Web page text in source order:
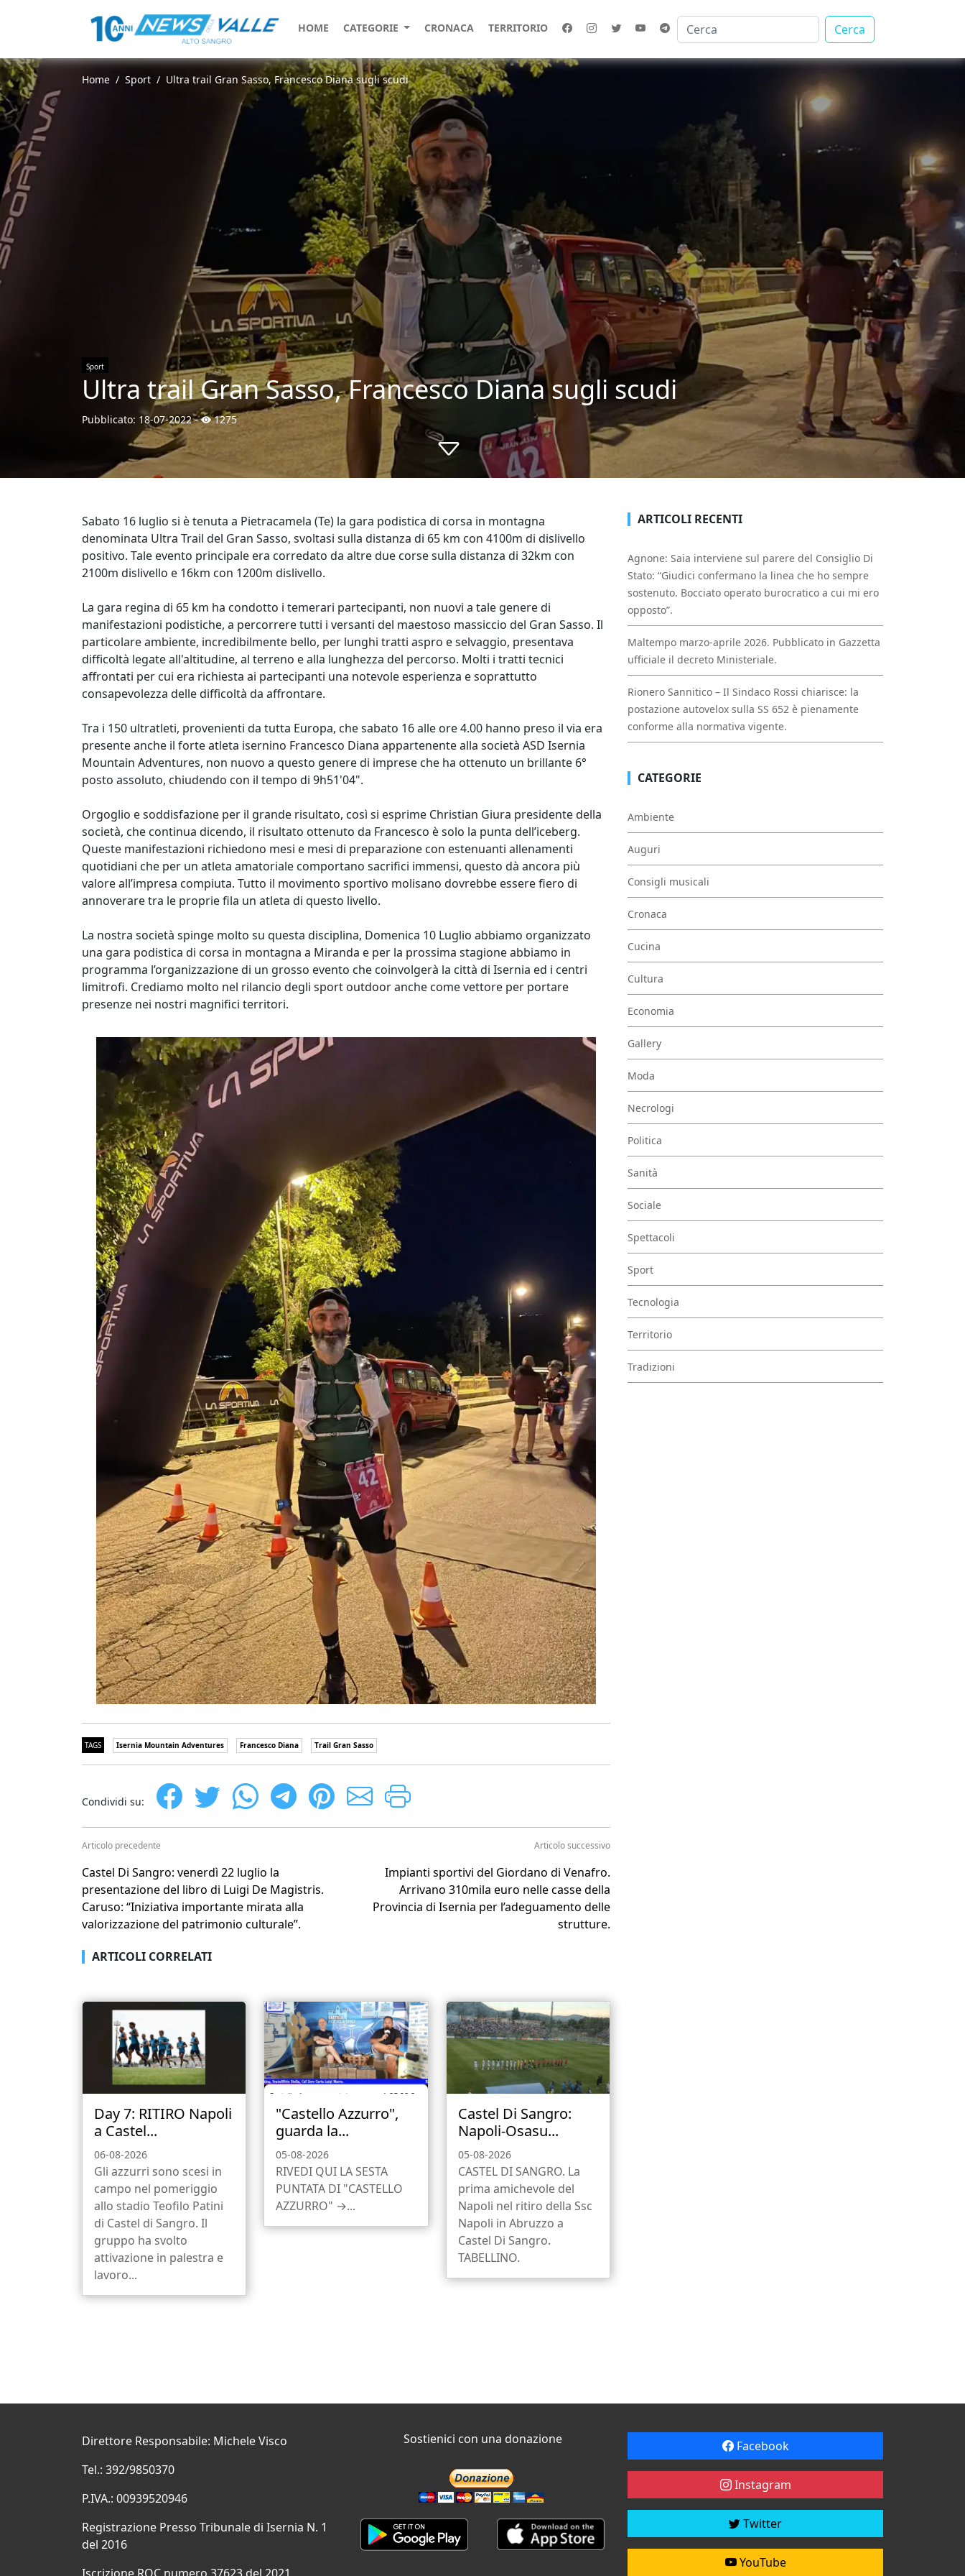
HOME CATEGORIE CRONACA TERRITORIO Cerca
Home Sport Ultra trail Gran Sasso, Francesco Diana sugli scudi
Sport
Ultra trail Gran Sasso, Francesco Diana sugli scudi
Pubblicato: 18-07-2022- 1275
Sabato 16 luglio si è tenuta a Pietracamela (Te) la gara podistica di corsa in montagna
denominata Ultra Trail del Gran Sasso, svoltasi sulla distanza di 65 km con 4100m di dislivello
positivo. Tale evento principale era corredato da altre due corse sulla distanza di 32km con
2100m dislivello e 16km con 1200m dislivello.
La gara regina di 65 km ha condotto i temerari partecipanti, non nuovi a tale genere di
manifestazioni podistiche, a percorrere tutti i versanti del maestoso massiccio del Gran Sasso. Il
particolare ambiente, incredibilmente bello, per lunghi tratti aspro e selvaggio, presentava
difficoltà legate all'altitudine, al terreno e alla lunghezza del percorso. Molti i tratti tecnici
affrontati per cui era richiesta ai partecipanti una notevole esperienza e soprattutto
consapevolezza delle difficoltà da affrontare.
Tra i 150 ultratleti, provenienti da tutta Europa, che sabato 16 alle ore 4.00 hanno preso il via era
presente anche il forte atleta isernino Francesco Diana appartenente alla società ASD Isernia
Mountain Adventures, non nuovo a questo genere di imprese che ha ottenuto un brillante 6°
posto assoluto, chiudendo con il tempo di 9h51'04".
Orgoglio e soddisfazione per il grande risultato, così si esprime Christian Giura presidente della
società, che continua dicendo, il risultato ottenuto da Francesco è solo la punta dell’iceberg.
Queste manifestazioni richiedono mesi e mesi di preparazione con estenuanti allenamenti
quotidiani che per un atleta amatoriale comportano sacrifici immensi, questo dà ancora più
valore all’impresa compiuta. Tutto il movimento sportivo molisano dovrebbe essere fiero di
annoverare tra le proprie fila un atleta di questo livello.
La nostra società spinge molto su questa disciplina, Domenica 10 Luglio abbiamo organizzato
una gara podistica di corsa in montagna a Miranda e per la prossima stagione abbiamo in
programma l’organizzazione di un grosso evento che coinvolgerà la città di Isernia ed i centri
limitrofi. Crediamo molto nel rilancio degli sport outdoor anche come vettore per portare
presenze nei nostri magnifici territori.
TAGS Isernia Mountain Adventures Francesco Diana Trail Gran Sasso
Condividi su:
Articolo precedente
Castel Di Sangro: venerdì 22 luglio la
presentazione del libro di Luigi De Magistris.
Caruso: “Iniziativa importante mirata alla
valorizzazione del patrimonio culturale”.
Articolo successivo
Impianti sportivi del Giordano di Venafro.
Arrivano 310mila euro nelle casse della
Provincia di Isernia per l’adeguamento delle
strutture.
ARTICOLI CORRELATI
Day 7: RITIRO Napoli
a Castel...
06-08-2026
Gli azzurri sono scesi in
campo nel pomeriggio
allo stadio Teofilo Patini
di Castel di Sangro. Il
gruppo ha svolto
attivazione in palestra e
lavoro...
"Castello Azzurro",
guarda la...
05-08-2026
RIVEDI QUI LA SESTA
PUNTATA DI "CASTELLO
AZZURRO" →...
Castel Di Sangro:
Napoli-Osasu...
05-08-2026
CASTEL DI SANGRO. La
prima amichevole del
Napoli nel ritiro della Ssc
Napoli in Abruzzo a
Castel Di Sangro.
TABELLINO.
ARTICOLI RECENTI
Agnone: Saia interviene sul parere del Consiglio Di
Stato: “Giudici confermano la linea che ho sempre
sostenuto. Bocciato operato burocratico a cui mi ero
opposto”.
Maltempo marzo-aprile 2026. Pubblicato in Gazzetta
ufficiale il decreto Ministeriale.
Rionero Sannitico – Il Sindaco Rossi chiarisce: la
postazione autovelox sulla SS 652 è pienamente
conforme alla normativa vigente.
CATEGORIE
Ambiente
Auguri
Consigli musicali
Cronaca
Cucina
Cultura
Economia
Gallery
Moda
Necrologi
Politica
Sanità
Sociale
Spettacoli
Sport
Tecnologia
Territorio
Tradizioni
Direttore Responsabile: Michele Visco
Tel.: 392/9850370
P.IVA.: 00939520946
Registrazione Presso Tribunale di Isernia N. 1
del 2016
Sostienici con una donazione Facebook
Instagram
Twitter
YouTube